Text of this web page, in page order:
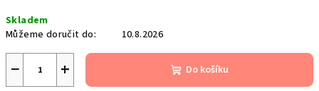
cena:
Skladem
Můžeme doručit do:
10.8.2026
+
− Do košíku